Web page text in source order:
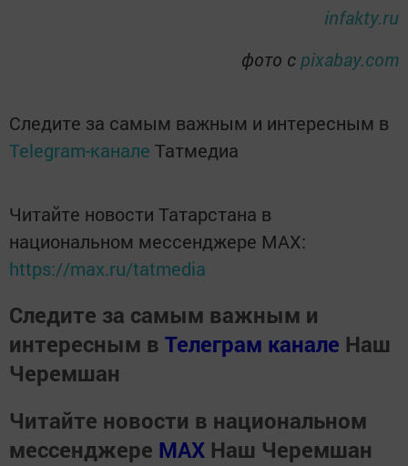
infakty.ru
фото сpixabay.com
Следите за самым важным и интересным в
Telegram-канале Татмедиа
Читайте новости Татарстана в
национальном мессенджере MАХ:
https://max.ru/tatmedia
Следите за самым важным и
интересным в Телеграм канале Наш
Черемшан
Читайте новости в национальном
мессенджере MАХ Наш Черемшан